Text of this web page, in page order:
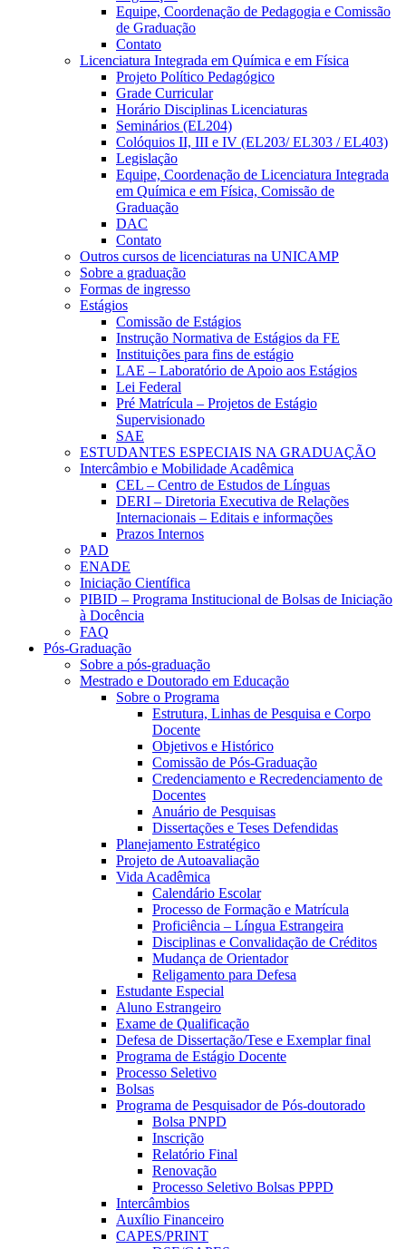
Equipe, Coordenação de Pedagogia e Comissão
de Graduação
Contato
Licenciatura Integrada em Química e em Física
Projeto Político Pedagógico
Grade Curricular
Horário Disciplinas Licenciaturas
Seminários (EL204)
Colóquios II, III e IV (EL203/ EL303 / EL403)
Legislação
Equipe, Coordenação de Licenciatura Integrada
em Química e em Física, Comissão de
Graduação
DAC
Contato
Outros cursos de licenciaturas na UNICAMP
Sobre a graduação
Formas de ingresso
Estágios
Comissão de Estágios
Instrução Normativa de Estágios da FE
Instituições para fins de estágio
LAE – Laboratório de Apoio aos Estágios
Lei Federal
Pré Matrícula – Projetos de Estágio
Supervisionado
SAE
ESTUDANTES ESPECIAIS NA GRADUAÇÃO
Intercâmbio e Mobilidade Acadêmica
CEL – Centro de Estudos de Línguas
DERI – Diretoria Executiva de Relações
Internacionais – Editais e informações
Prazos Internos
PAD
ENADE
Iniciação Científica
PIBID – Programa Institucional de Bolsas de Iniciação
à Docência
FAQ
Pós-Graduação
Sobre a pós-graduação
Mestrado e Doutorado em Educação
Sobre o Programa
Estrutura, Linhas de Pesquisa e Corpo
Docente
Objetivos e Histórico
Comissão de Pós-Graduação
Credenciamento e Recredenciamento de
Docentes
Anuário de Pesquisas
Dissertações e Teses Defendidas
Planejamento Estratégico
Projeto de Autoavaliação
Vida Acadêmica
Calendário Escolar
Processo de Formação e Matrícula
Proficiência – Língua Estrangeira
Disciplinas e Convalidação de Créditos
Mudança de Orientador
Religamento para Defesa
Estudante Especial
Aluno Estrangeiro
Exame de Qualificação
Defesa de Dissertação/Tese e Exemplar final
Programa de Estágio Docente
Processo Seletivo
Bolsas
Programa de Pesquisador de Pós-doutorado
Bolsa PNPD
Inscrição
Relatório Final
Renovação
Processo Seletivo Bolsas PPPD
Intercâmbios
Auxílio Financeiro
CAPES/PRINT